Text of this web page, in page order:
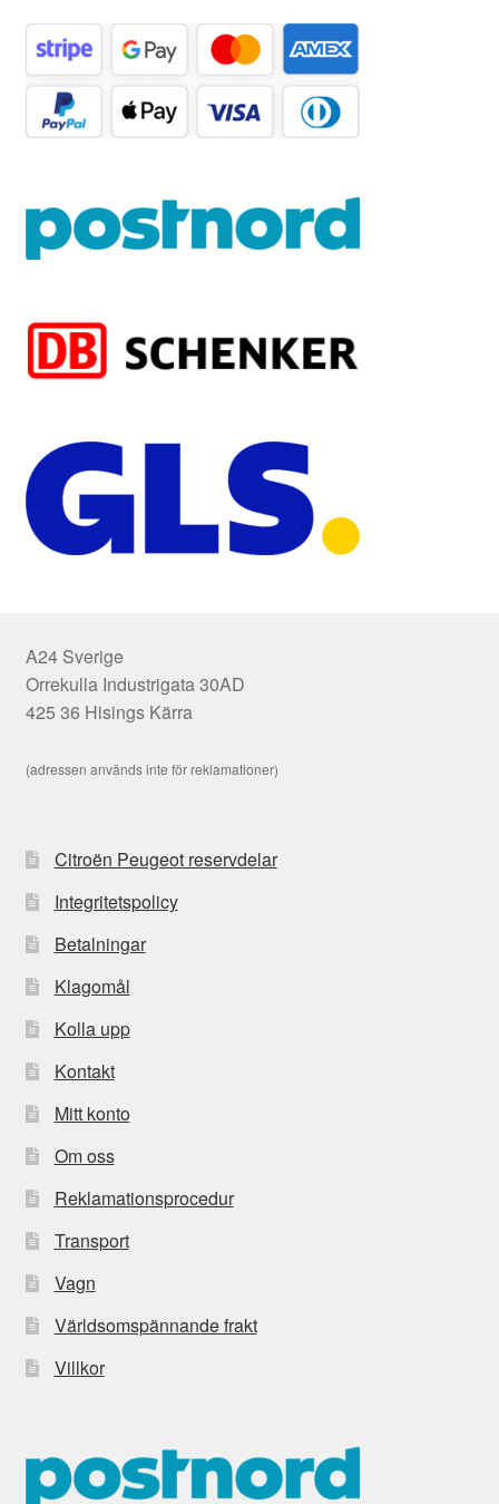
A24 Sverige
Orrekulla Industrigata 30AD
425 36 Hisings Kärra
(adressen används inte för reklamationer)
Citroën Peugeot reservdelar
Integritetspolicy
Betalningar
Klagomål
Kolla upp
Kontakt
Mitt konto
Om oss
Reklamationsprocedur
Transport
Vagn
Världsomspännande frakt
Villkor